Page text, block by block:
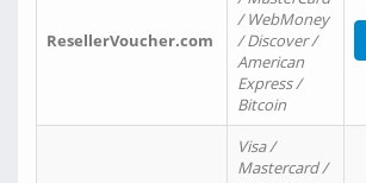
ResellerVoucher.com
/ WebMoney
/ Discover /
American
Express /
Bitcoin
Visa /
Mastercard /